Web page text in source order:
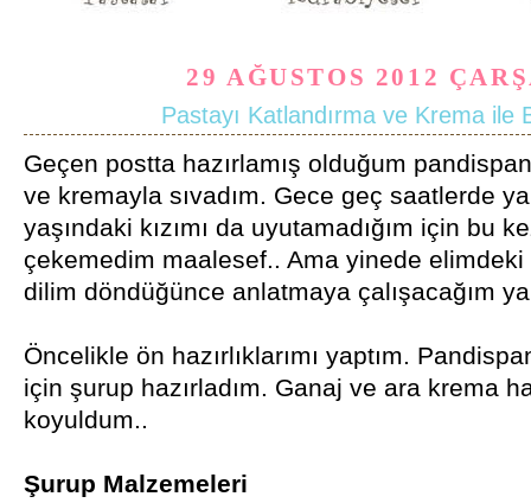
29 AĞUSTOS 2012
Pastayı Katlandırma ve Krema ile
Geçen postta hazırlamış olduğum
ve kremayla sıvadım. Gece geç saatlerde
yaşındaki kızımı da uyutamadığım için bu
çekemedim maalesef.. Ama yinede
dilim döndüğünce anlatmaya çalışacağım
Öncelikle ön hazırlıklarımı yaptım.
için şurup hazırladım. Ganaj ve ara krema
koyuldum..
Şurup Malzemeleri